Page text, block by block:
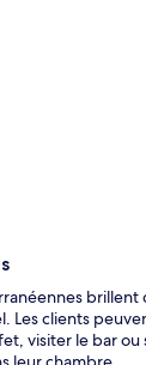
brillent
Les clients
visiter le bar ou